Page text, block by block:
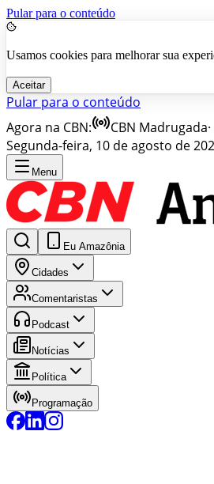
Pular para o conteúdo
Usamos cookies para melhorar sua
Aceitar
Pular para o conteúdo
Agora na CBN:
CBN Madrugada·
Segunda-feira, 10 de agosto de
Menu
Eu Amazônia
Cidades
Comentaristas
Podcast
Notícias
Política
Programação